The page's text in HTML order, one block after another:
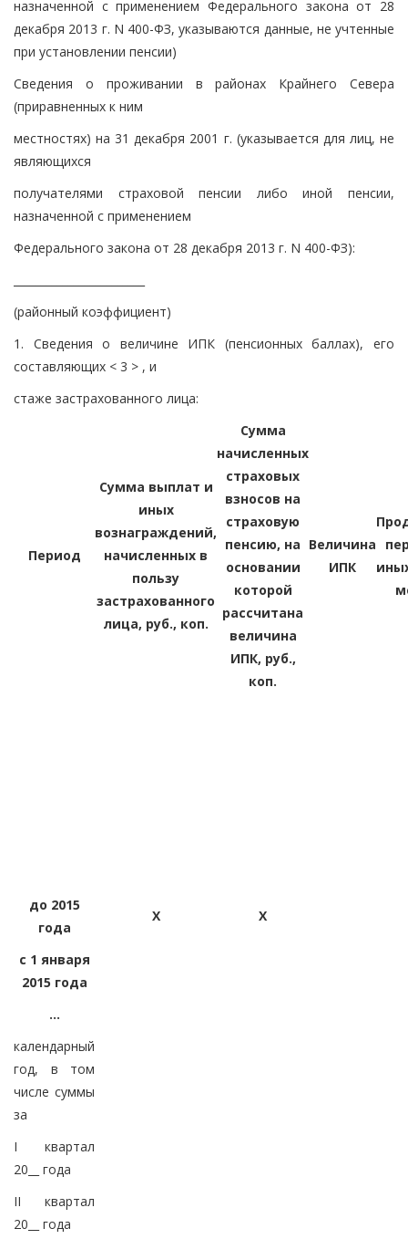
назначенной с применением Федерального закона от 28
декабря 2013 г. N 400-ФЗ, указываются данные, не учтенные
при установлении пенсии)
Сведения о проживании в районах Крайнего Севера
(приравненных к ним
местностях) на 31 декабря 2001 г. (указывается для лиц, не
являющихся
получателями страховой пенсии либо иной пенсии,
назначенной с применением
Федерального закона от 28 декабря 2013 г. N 400-ФЗ):
(районный коэффициент)
1. Сведения о величине ИПК (пенсионных баллах), его
составляющих < 3 > , и
стаже застрахованного лица:
Период
Сумма выплат и
иных
вознаграждений,
начисленных в
пользу
застрахованного
лица, руб., коп.
Сумма
начисленных
страховых
взносов на
страховую
пенсию, на
основании
которой
рассчитана
величина
ИПК, руб.,
коп.
Величина
ИПК
до 2015
года
X X
с 1 января
2015 года
...
календарный
год, в том
числе суммы
за
I квартал
20__ года
II квартал
20__ года